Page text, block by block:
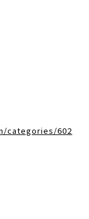
categories/602